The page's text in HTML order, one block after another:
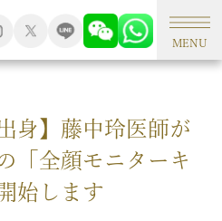
MENU
身】藤中玲医師が
「全顔モニターキ
始します